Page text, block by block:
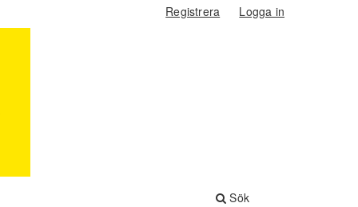
Sök
Registrera Logga in